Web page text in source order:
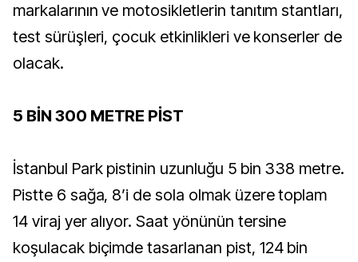
markalarının ve motosikletlerin tanıtım stantları,
test sürüşleri, çocuk etkinlikleri ve konserler de
olacak.
5 BİN 300 METRE PİST
İstanbul Park pistinin uzunluğu 5 bin 338 metre.
Pistte 6 sağa, 8’i de sola olmak üzere toplam
14 viraj yer alıyor. Saat yönünün tersine
koşulacak biçimde tasarlanan pist, 124 bin